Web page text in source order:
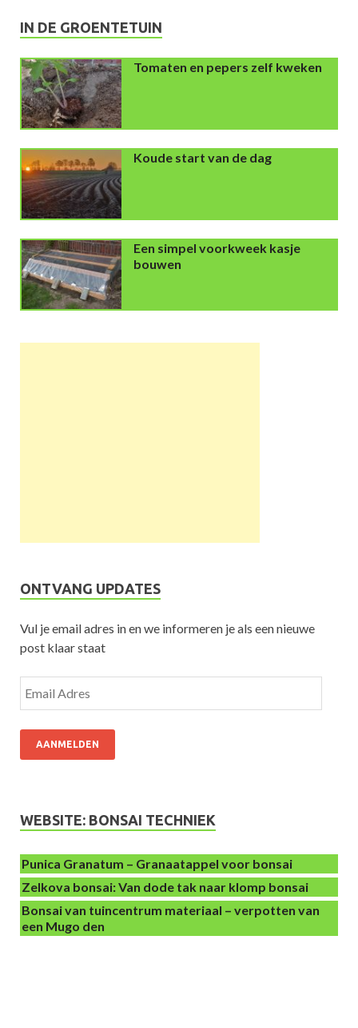
IN DE GROENTETUIN
Tomaten en pepers zelf kweken
Koude start van de dag
Een simpel voorkweek kasje
bouwen
ONTVANG UPDATES
Vul je email adres in en we informeren je als een nieuwe
post klaar staat
AANMELDEN
WEBSITE: BONSAI TECHNIEK
Punica Granatum – Granaatappel voor bonsai
Zelkova bonsai: Van dode tak naar klomp bonsai
Bonsai van tuincentrum materiaal – verpotten van
een Mugo den